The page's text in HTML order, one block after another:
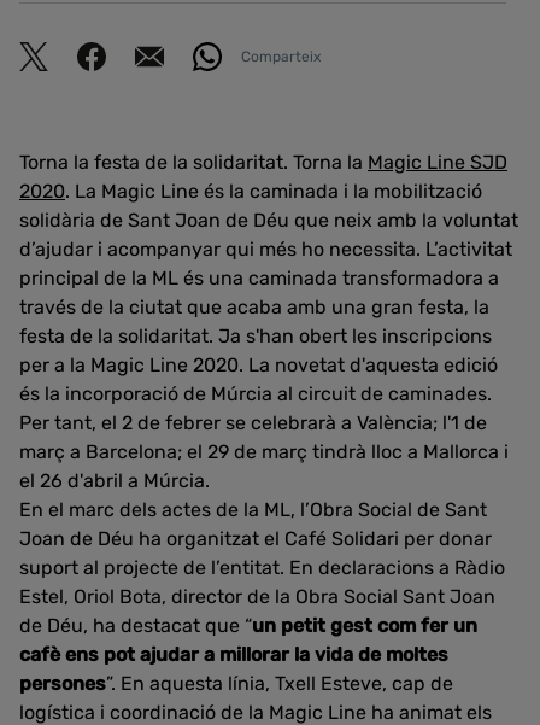
Comparteix
Torna la festa de la solidaritat. Torna la Magic Line SJD
2020. La Magic Line és la caminada i la mobilització
solidària de Sant Joan de Déu que neix amb la voluntat
d’ajudar i acompanyar qui més ho necessita. L’activitat
principal de la ML és una caminada transformadora a
través de la ciutat que acaba amb una gran festa, la
festa de la solidaritat. Ja s'han obert les inscripcions
per a la Magic Line 2020. La novetat d'aquesta edició
és la incorporació de Múrcia al circuit de caminades.
Per tant, el 2 de febrer se celebrarà a València; l'1 de
març a Barcelona; el 29 de març tindrà lloc a Mallorca i
el 26 d'abril a Múrcia.
En el marc dels actes de la ML, l’Obra Social de Sant
Joan de Déu ha organitzat el Café Solidari per donar
suport al projecte de l’entitat. En declaracions a Ràdio
Estel, Oriol Bota, director de la Obra Social Sant Joan
de Déu, ha destacat que “un petit gest com fer un
cafè ens pot ajudar a millorar la vida de moltes
persones”. En aquesta línia, Txell Esteve, cap de
logística i coordinació de la Magic Line ha animat els